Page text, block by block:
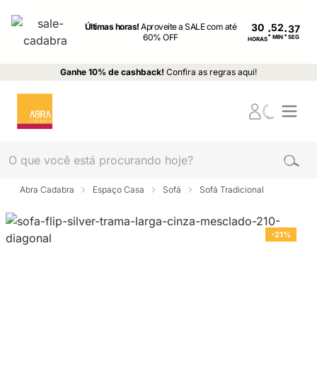
Últimas horas!Aproveite a SALE com até
60% OFF
30
HORAS: MIN : SEG
Ganhe 10% de cashback! Confira as regras aqui!
Abra Cadabra Espaço Casa Sofá Sofá Tradicional
-21%